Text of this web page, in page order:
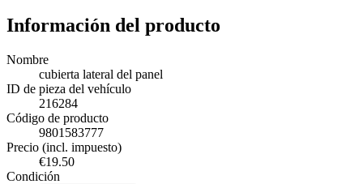
Información del producto
Nombre
cubierta lateral del panel
ID de pieza del vehículo
216284
Código de producto
9801583777
Precio (incl. impuesto)
€19.50
Condición